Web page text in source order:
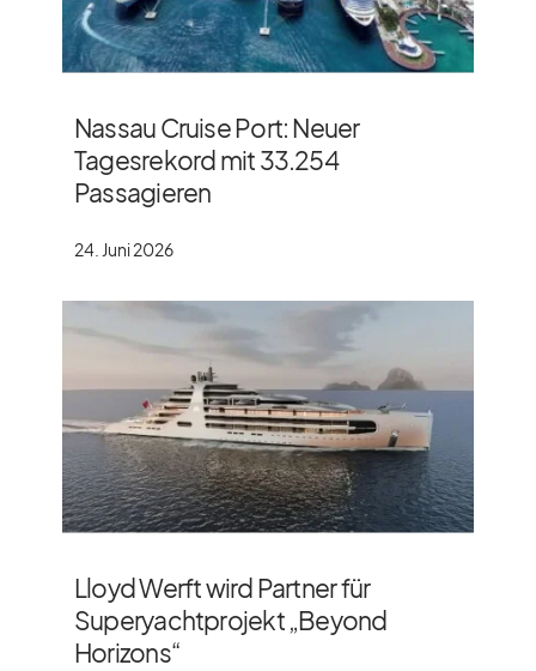
Nassau Cruise Port: Neuer
Tagesrekord mit 33.254
Passagieren
24. Juni 2026
Lloyd Werft wird Partner für
Superyachtprojekt „Beyond
Horizons“